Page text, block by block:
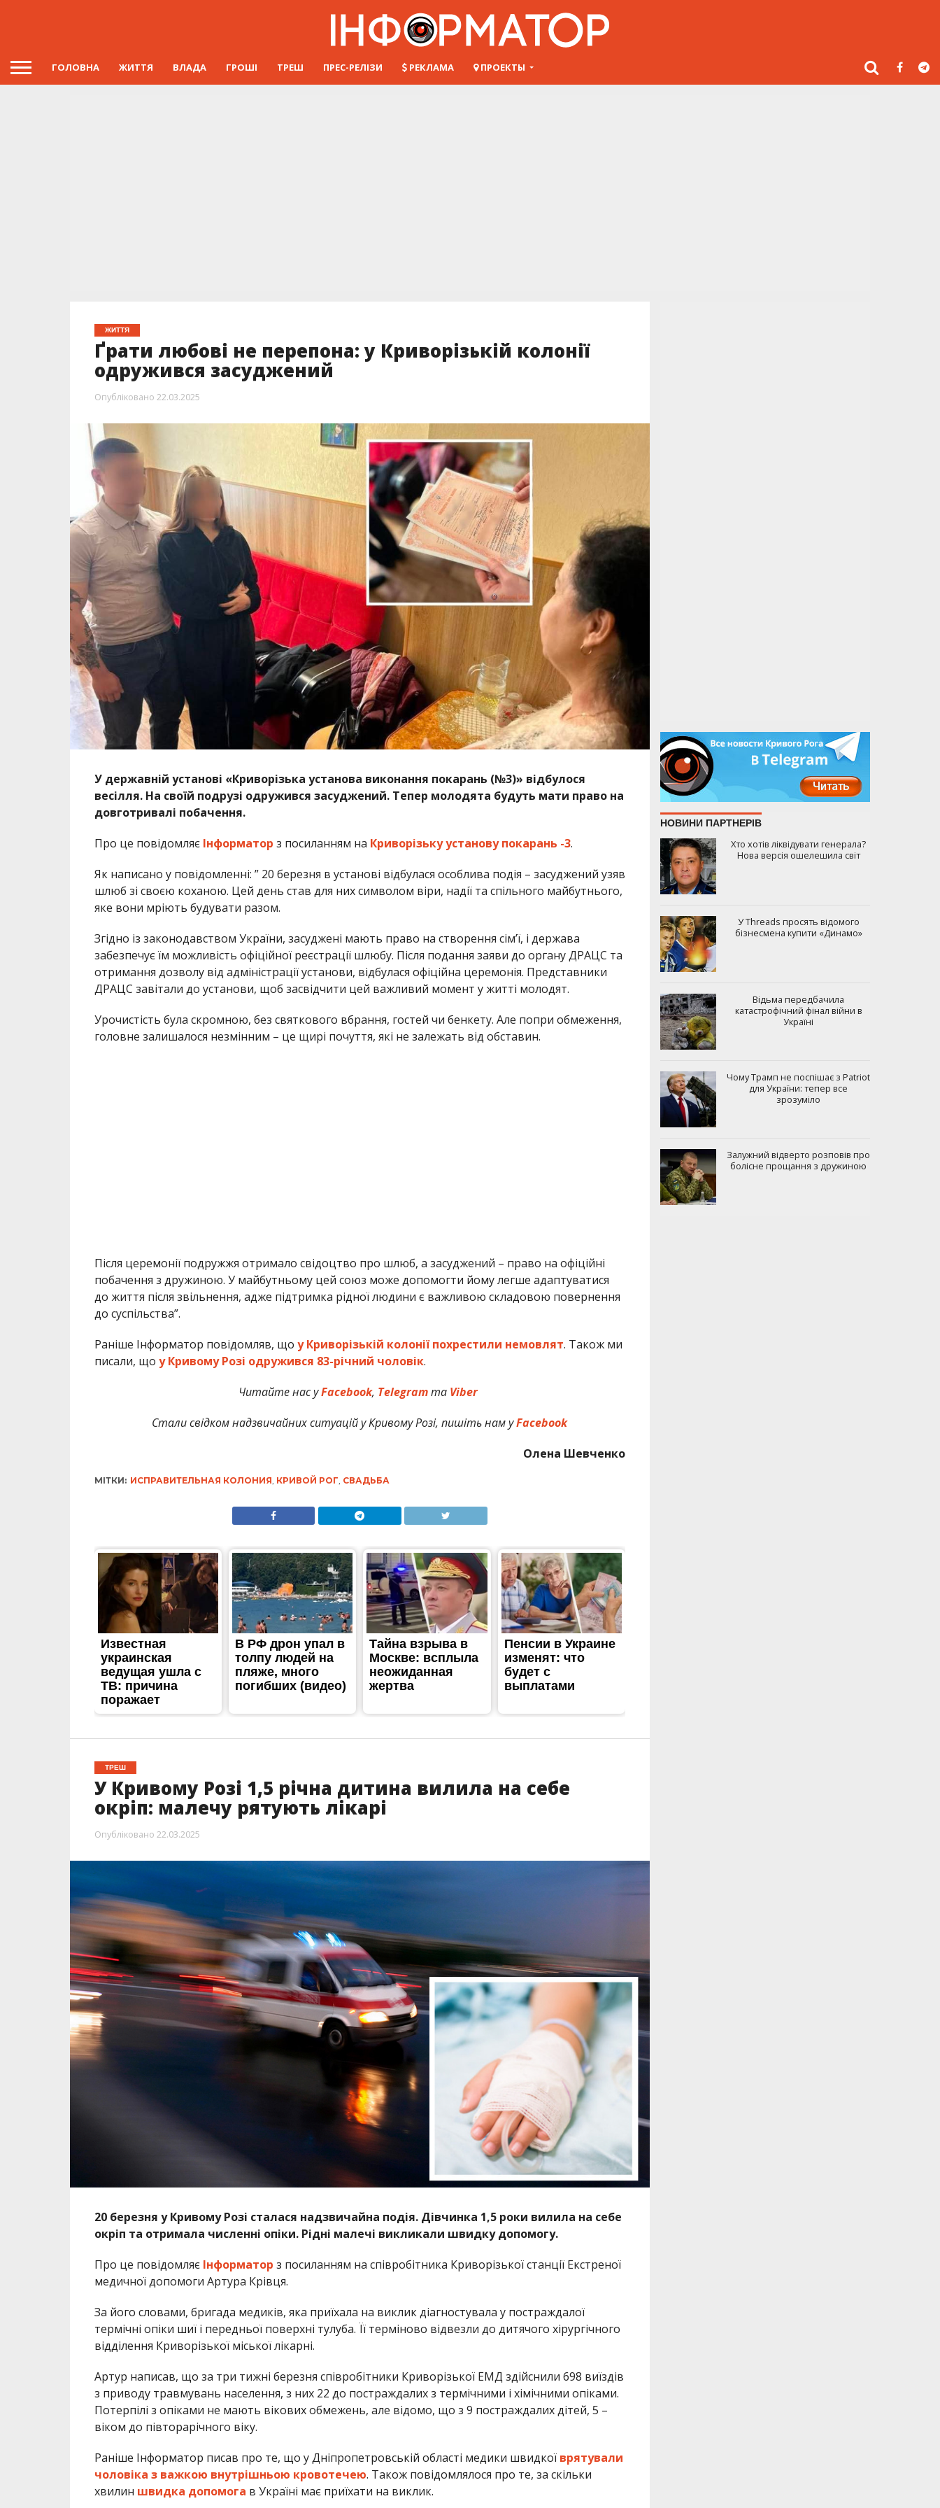
ГОЛОВНА ЖИТТЯ ВЛАДА ГРОШІ ТРЕШ ПРЕС-РЕЛІЗИ РЕКЛАМА ПРОЕКТЫ
ЖИТТЯ
Ґрати любові не перепона: у Криворізькій колонії
одружився засуджений
Опубліковано 22.03.2025
У державній установі «Криворізька установа виконання покарань (№3)» відбулося
весілля. На своїй подрузі одружився засуджений. Тепер молодята будуть мати право на
довготривалі побачення.
Про це повідомляє Інформатор з посиланням на Криворізьку установу покарань -3.
Як написано у повідомленні: ” 20 березня в установі відбулася особлива подія – засуджений узяв
шлюб зі своєю коханою. Цей день став для них символом віри, надії та спільного майбутнього,
яке вони мріють будувати разом.
Згідно із законодавством України, засуджені мають право на створення сім’ї, і держава
забезпечує їм можливість офіційної реєстрації шлюбу. Після подання заяви до органу ДРАЦС та
отримання дозволу від адміністрації установи, відбулася офіційна церемонія. Представники
ДРАЦС завітали до установи, щоб засвідчити цей важливий момент у житті молодят.
Урочистість була скромною, без святкового вбрання, гостей чи бенкету. Але попри обмеження,
головне залишалося незмінним – це щирі почуття, які не залежать від обставин.
Після церемонії подружжя отримало свідоцтво про шлюб, а засуджений – право на офіційні
побачення з дружиною. У майбутньому цей союз може допомогти йому легше адаптуватися
до життя після звільнення, адже підтримка рідної людини є важливою складовою повернення
до суспільства”.
Раніше Інформатор повідомляв, що у Криворізькій колонії похрестили немовлят. Також ми
писали, що у Кривому Розі одружився 83-річний чоловік.
Читайте нас уFacebook, Telegramта Viber
Стали свідком надзвичайних ситуацій у Кривому Розі, пишіть нам уFacebook
Олена Шевченко
МІТКИ: ИСПРАВИТЕЛЬНАЯ КОЛОНИЯ, КРИВОЙ РОГ, СВАДЬБА
ТРЕШ
У Кривому Розі 1,5 річна дитина вилила на себе
окріп: малечу рятують лікарі
Опубліковано 22.03.2025
20 березня у Кривому Розі сталася надзвичайна подія. Дівчинка 1,5 роки вилила на себе
окріп та отримала численні опіки. Рідні малечі викликали швидку допомогу.
Про це повідомляє Інформатор з посиланням на співробітника Криворізької станції Екстреної
медичної допомоги Артура Крівця.
За його словами, бригада медиків, яка приїхала на виклик діагностувала у постраждалої
термічні опіки шиї і передньої поверхні тулуба. Її терміново відвезли до дитячого хірургічного
відділення Криворізької міської лікарні.
Артур написав, що за три тижні березня співробітники Криворізької ЕМД здійснили 698 виїздів
з приводу травмувань населення, з них 22 до постраждалих з термічними і хімічними опіками.
Потерпілі з опіками не мають вікових обмежень, але відомо, що з 9 постраждалих дітей, 5 –
віком до півторарічного віку.
Раніше Інформатор писав про те, що у Дніпропетровській області медики швидкої врятували
чоловіка з важкою внутрішньою кровотечею. Також повідомлялося про те, за скільки
хвилин швидка допомога в Україні має приїхати на виклик.